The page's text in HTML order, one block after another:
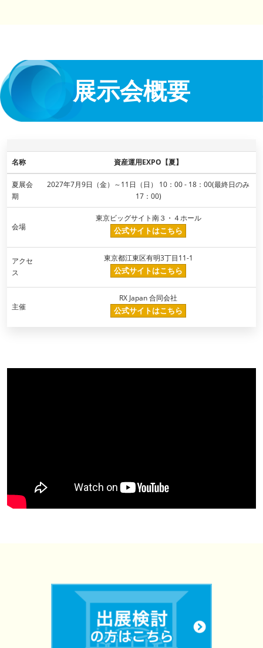
展示会概要
名称 資産運用EXPO【夏】
夏展会
期
2027年7月9日（金）～11日（日） 10：00 - 18：00(最終日のみ
17：00)
会場
東京ビッグサイト南３・４ホール
公式サイトはこちら
アクセ
ス
東京都江東区有明3丁目11-1​
公式サイトはこちら
主催
RX Japan 合同会社
公式サイトはこちら